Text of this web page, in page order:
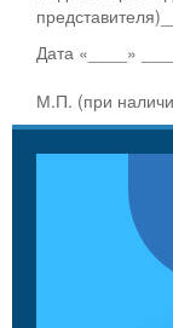
Дата «____»
М.П. (при